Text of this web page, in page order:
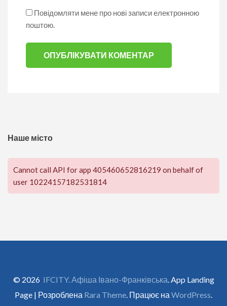
Повідомляти мене про нові записи електронною
поштою.
Наше місто
Cannot call API for app 405460652816219 on behalf of
user 10224157182531814
© 2026 IFCITY. Афіша Івано-Франківська . App Landing
Page | Розроблена Rara Theme . Працює на WordPress